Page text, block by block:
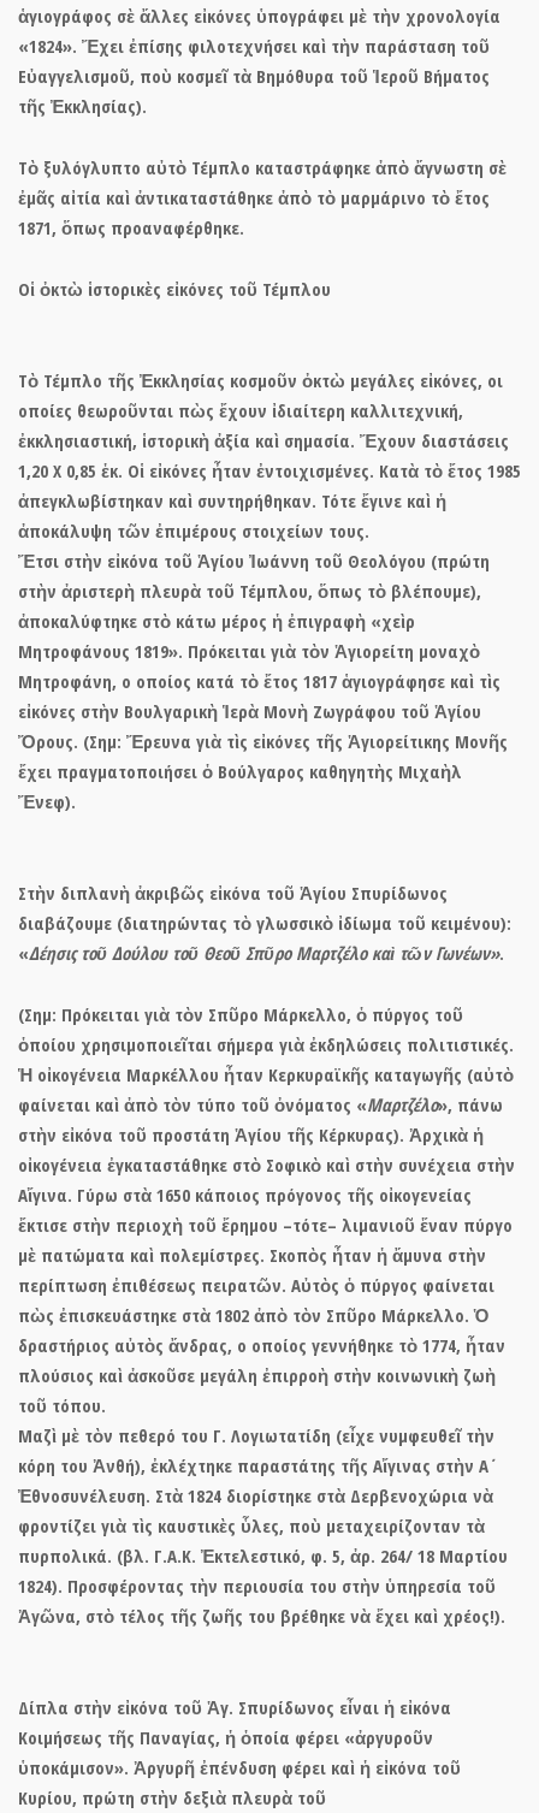
ἁγιογράφος σὲ ἄλλες εἰκόνες ὑπογράφει μὲ τὴν χρονολογία
«1824». Ἔχει ἐπίσης φιλοτεχνήσει καὶ τὴν παράσταση τοῦ
Εὐαγγελισμοῦ, ποὺ κοσμεῖ τὰ Βημόθυρα τοῦ Ἱεροῦ Βήματος
τῆς Ἐκκλησίας).
Τὸ ξυλόγλυπτο αὐτὸ Τέμπλο καταστράφηκε ἀπὸ ἄγνωστη σὲ
ἐμᾶς αἰτία καὶ ἀντικαταστάθηκε ἀπὸ τὸ μαρμάρινο τὸ ἔτος
1871, ὅπως προαναφέρθηκε.
Οἱ ὀκτὼ ἱστορικὲς εἰκόνες τοῦ Τέμπλου
Τὸ Τέμπλο τῆς Ἐκκλησίας κοσμοῦν ὀκτὼ μεγάλες εἰκόνες, οι
οποίες θεωροῦνται πὼς ἔχουν ἰδιαίτερη καλλιτεχνική,
ἐκκλησιαστική, ἱστορικὴ ἀξία καὶ σημασία. Ἔχουν διαστάσεις
1,20 Χ 0,85 ἑκ. Οἱ εἰκόνες ἦταν ἐντοιχισμένες. Κατὰ τὸ ἔτος 1985
ἀπεγκλωβίστηκαν καὶ συντηρήθηκαν. Τότε ἔγινε καὶ ἡ
ἀποκάλυψη τῶν ἐπιμέρους στοιχείων τους.
Ἔτσι στὴν εἰκόνα τοῦ Ἁγίου Ἰωάννη τοῦ Θεολόγου (πρώτη
στὴν ἀριστερὴ πλευρὰ τοῦ Τέμπλου, ὅπως τὸ βλέπουμε),
ἀποκαλύφτηκε στὸ κάτω μέρος ἡ ἐπιγραφὴ «χεὶρ
Μητροφάνους 1819». Πρόκειται γιὰ τὸν Ἁγιορείτη μοναχὸ
Μητροφάνη, ο οποίος κατά τὸ ἔτος 1817 ἁγιογράφησε καὶ τὶς
εἰκόνες στὴν Βουλγαρικὴ Ἱερὰ Μονὴ Ζωγράφου τοῦ Ἁγίου
Ὄρους. (Σημ: Ἔρευνα γιὰ τὶς εἰκόνες τῆς Ἁγιορείτικης Μονῆς
ἔχει πραγματοποιήσει ὁ Βούλγαρος καθηγητὴς Μιχαὴλ
Ἔνεφ).
Στὴν διπλανὴ ἀκριβῶς εἰκόνα τοῦ Ἁγίου Σπυρίδωνος
διαβάζουμε (διατηρώντας τὸ γλωσσικὸ ἰδίωμα τοῦ κειμένου):
«Δέησις τοῦ Δούλου τοῦ Θεοῦ Σπῦρο Μαρτζέλο καὶ τῶν Γωνέων».
(Σημ: Πρόκειται γιὰ τὸν Σπῦρο Μάρκελλο, ὁ πύργος τοῦ
ὁποίου χρησιμοποιεῖται σήμερα γιὰ ἐκδηλώσεις πολιτιστικές.
Ἡ οἰκογένεια Μαρκέλλου ἦταν Κερκυραϊκῆς καταγωγῆς (αὐτὸ
φαίνεται καὶ ἀπὸ τὸν τύπο τοῦ ὀνόματος «Μαρτζέλο», πάνω
στὴν εἰκόνα τοῦ προστάτη Ἁγίου τῆς Κέρκυρας). Ἀρχικὰ ἡ
οἰκογένεια ἐγκαταστάθηκε στὸ Σοφικὸ καὶ στὴν συνέχεια στὴν
Αἴγινα. Γύρω στὰ 1650 κάποιος πρόγονος τῆς οἰκογενείας
ἔκτισε στὴν περιοχὴ τοῦ ἔρημου –τότε– λιμανιοῦ ἕναν πύργο
μὲ πατώματα καὶ πολεμίστρες. Σκοπὸς ἦταν ἡ ἄμυνα στὴν
περίπτωση ἐπιθέσεως πειρατῶν. Αὐτὸς ὁ πύργος φαίνεται
πὼς ἐπισκευάστηκε στὰ 1802 ἀπὸ τὸν Σπῦρο Μάρκελλο. Ὁ
δραστήριος αὐτὸς ἄνδρας, ο οποίος γεννήθηκε τὸ 1774, ἦταν
πλούσιος καὶ ἀσκοῦσε μεγάλη ἐπιρροὴ στὴν κοινωνικὴ ζωὴ
τοῦ τόπου.
Μαζὶ μὲ τὸν πεθερό του Γ. Λογιωτατίδη (εἶχε νυμφευθεῖ τὴν
κόρη του Ἀνθή), ἐκλέχτηκε παραστάτης τῆς Αἴγινας στὴν Α΄
Ἐθνοσυνέλευση. Στὰ 1824 διορίστηκε στὰ Δερβενοχώρια νὰ
φροντίζει γιὰ τὶς καυστικὲς ὗλες, ποὺ μεταχειρίζονταν τὰ
πυρπολικά. (βλ. Γ.Α.Κ. Ἐκτελεστικό, φ. 5, ἀρ. 264/ 18 Μαρτίου
1824). Προσφέροντας τὴν περιουσία του στὴν ὑπηρεσία τοῦ
Ἀγῶνα, στὸ τέλος τῆς ζωῆς του βρέθηκε νὰ ἔχει καὶ χρέος!).
Δίπλα στὴν εἰκόνα τοῦ Ἁγ. Σπυρίδωνος εἶναι ἡ εἰκόνα
Κοιμήσεως τῆς Παναγίας, ἡ ὁποία φέρει «ἀργυροῦν
ὑποκάμισον». Ἀργυρῆ ἐπένδυση φέρει καὶ ἡ εἰκόνα τοῦ
Κυρίου, πρώτη στὴν δεξιὰ πλευρὰ τοῦ